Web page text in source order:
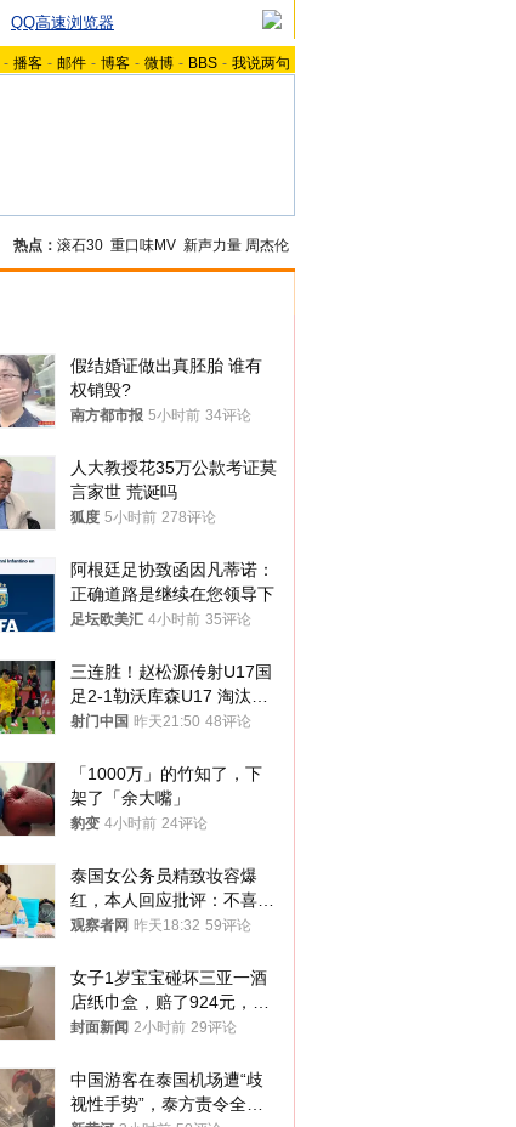
QQ高速浏览器
- 播客 - 邮件 - 博客 - 微博 - BBS - 我说两句
热点： 滚石30 重口味MV 新声力量 周杰伦
假结婚证做出真胚胎 谁有
权销毁?
南方都市报 5小时前 34评论
人大教授花35万公款考证莫
言家世 荒诞吗
狐度 5小时前 278评论
阿根廷足协致函因凡蒂诺：
正确道路是继续在您领导下
足坛欧美汇 4小时前 35评论
三连胜！赵松源传射U17国
足2-1勒沃库森U17 淘汰赛
将战河床
射门中国 昨天21:50 48评论
「1000万」的竹知了，下
架了「余大嘴」
豹变 4小时前 24评论
泰国女公务员精致妆容爆
红，本人回应批评：不喜欢
就别看
观察者网 昨天18:32 59评论
女子1岁宝宝碰坏三亚一酒
店纸巾盒，赔了924元，发
帖吐槽后酒店退还一半的
封面新闻 2小时前 29评论
中国游客在泰国机场遭“歧
视性手势”，泰方责令全面